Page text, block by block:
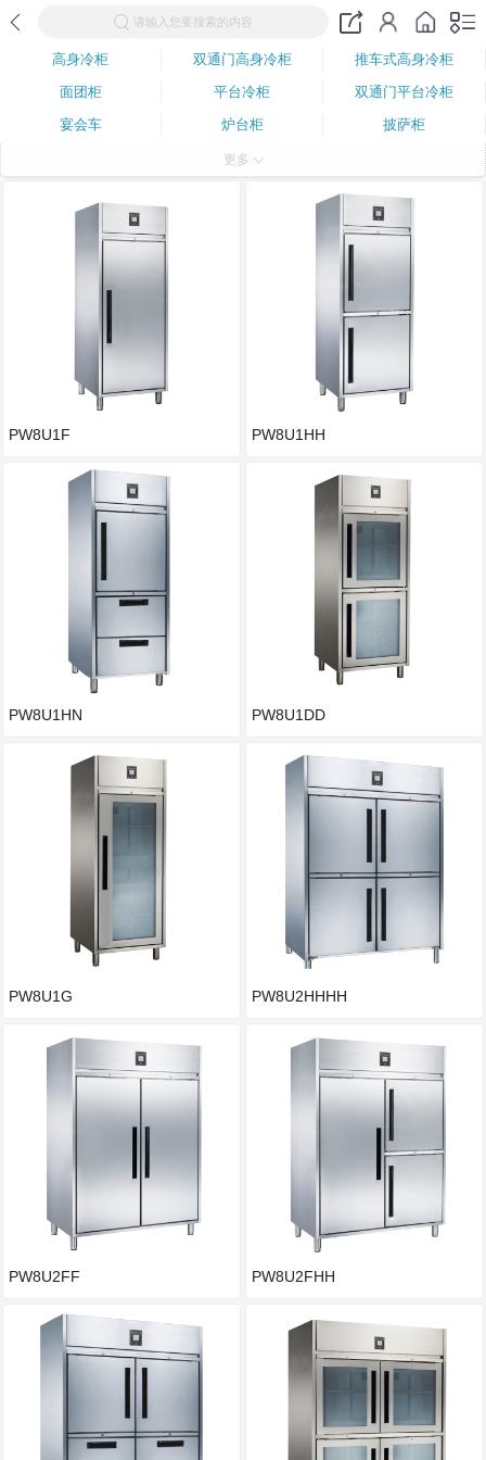
请输入您要搜索的内容
高身冷柜 双通门高身冷柜
推车式高身冷柜
面团柜
平台冷柜
双通门平台冷柜
宴会车
炉台柜
披萨柜
更多
PW8U1F
PW8U1HN
PW8U1G
PW8U2FF
PW8U1HH
PW8U1DD
PW8U2HHHH
PW8U2FHH